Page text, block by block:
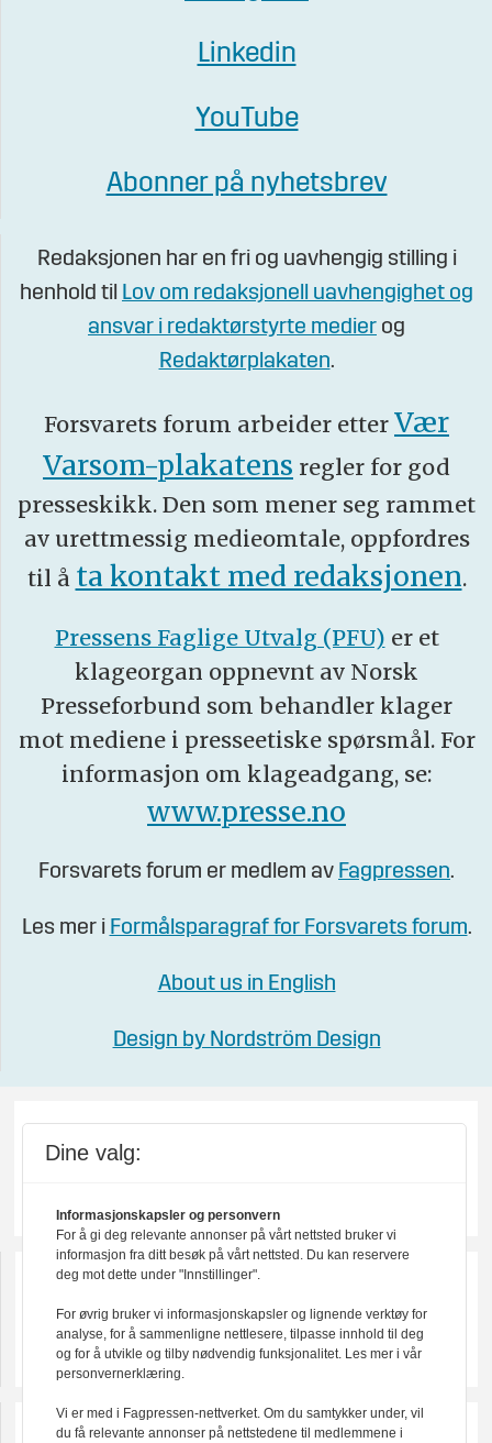
Linkedin
YouTube
Abonner på nyhetsbrev
Redaksjonen har en fri og uavhengig stilling i
henhold til Lov om redaksjonell uavhengighet og
ansvar i redaktørstyrte medier og
Redaktørplakaten.
Forsvarets forum arbeider etter Vær
Varsom-plakatens regler for god
presseskikk. Den som mener seg rammet
av urettmessig medieomtale, oppfordres
til å ta kontakt med redaksjonen.
Pressens Faglige Utvalg (PFU) er et
klageorgan oppnevnt av Norsk
Presseforbund som behandler klager
mot mediene i presseetiske spørsmål. For
informasjon om klageadgang, se:
www.presse.no
Forsvarets forum er medlem av Fagpressen.
Les mer i Formålsparagraf for Forsvarets forum.
About us in English
Design by Nordström Design
Dine valg:
Informasjonskapsler og personvern
For å gi deg relevante annonser på vårt nettsted bruker vi
informasjon fra ditt besøk på vårt nettsted. Du kan reservere
deg mot dette under "Innstillinger".
For øvrig bruker vi informasjonskapsler og lignende verktøy for
analyse, for å sammenligne nettlesere, tilpasse innhold til deg
og for å utvikle og tilby nødvendig funksjonalitet. Les mer i vår
personvernerklæring.
Vi er med i Fagpressen-nettverket. Om du samtykker under, vil
du få relevante annonser på nettstedene til medlemmene i